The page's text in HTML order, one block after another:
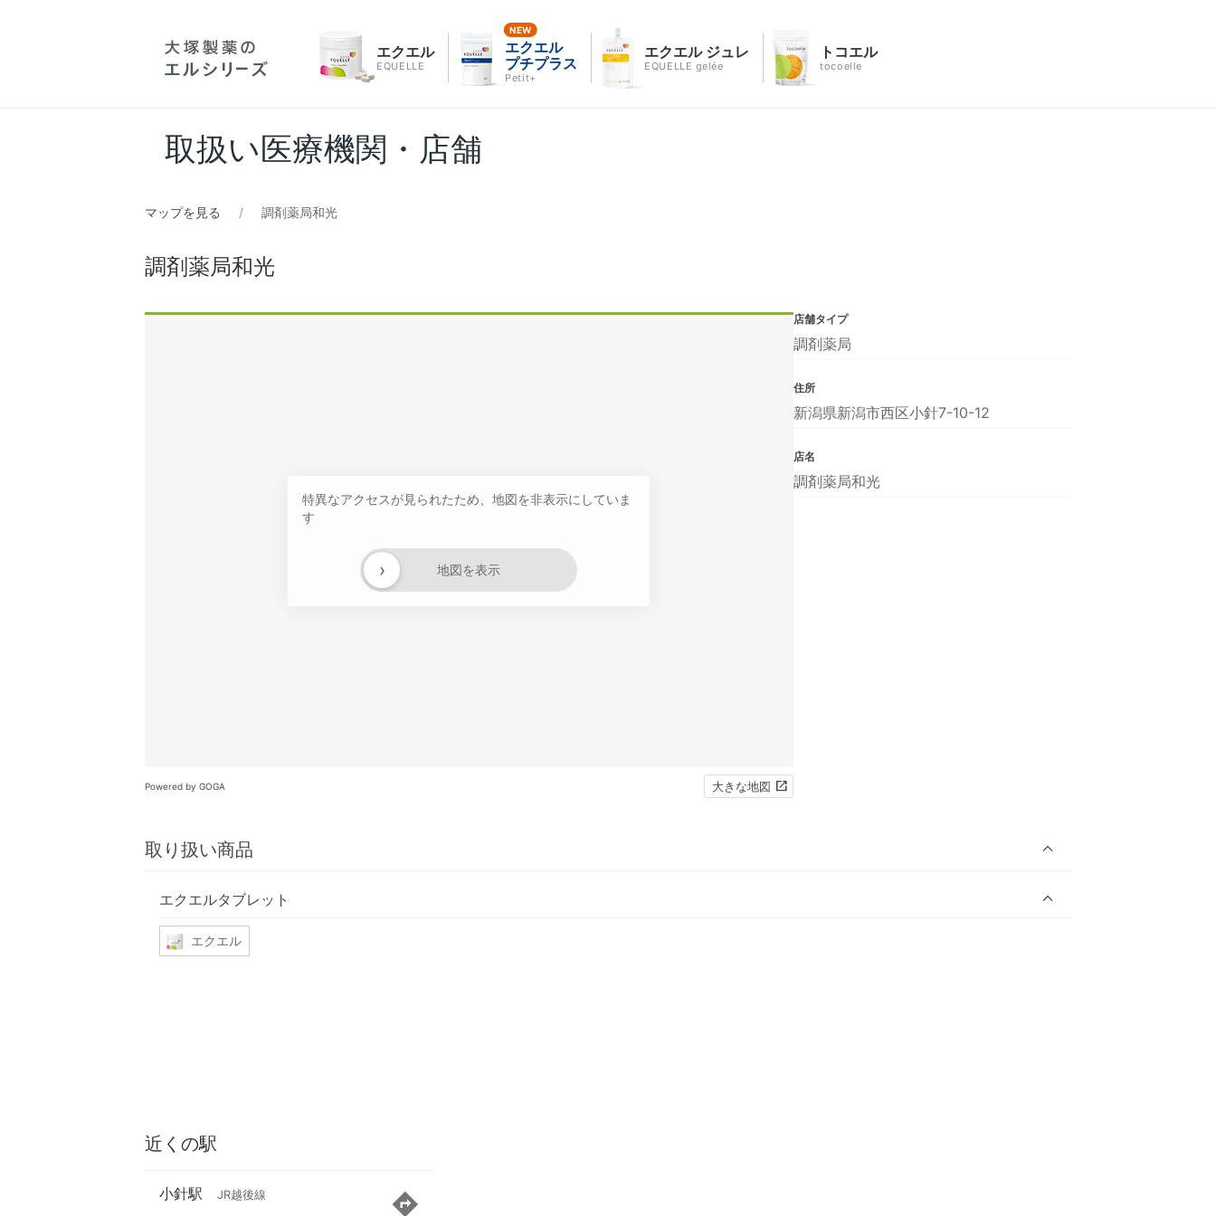
エクエル
EQUELLE
エクエル
プチプラス
Petit+
エクエル ジュレ
EQUELLE gelée
トコエル
tocoelle
取扱い医療機関・店舗
マップを見る 調剤薬局和光
調剤薬局和光
特異なアクセスが見られたため、地図を非表示にしていま
す
地図を表示
›
Powered by GOGA 大きな地図
取り扱い商品
エクエルタブレット
エクエル
店舗タイプ
調剤薬局
住所
新潟県新潟市西区小針7-10-12
店名
調剤薬局和光
近くの駅
小針駅 JR越後線